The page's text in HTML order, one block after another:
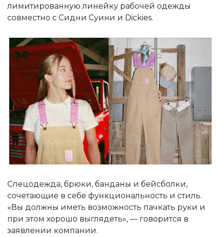
лимитированную линейку рабочей одежды
совместно с Сидни Суини и Dickies.
Спецодежда, брюки, банданы и бейсболки,
сочетающие в себе функциональность и стиль.
«Вы должны иметь возможность пачкать руки и
при этом хорошо выглядеть», — говорится в
заявлении компании.